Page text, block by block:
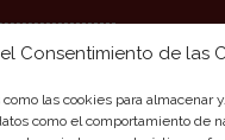
Consentimiento de las
las cookies para almacenar
como el comportamiento de